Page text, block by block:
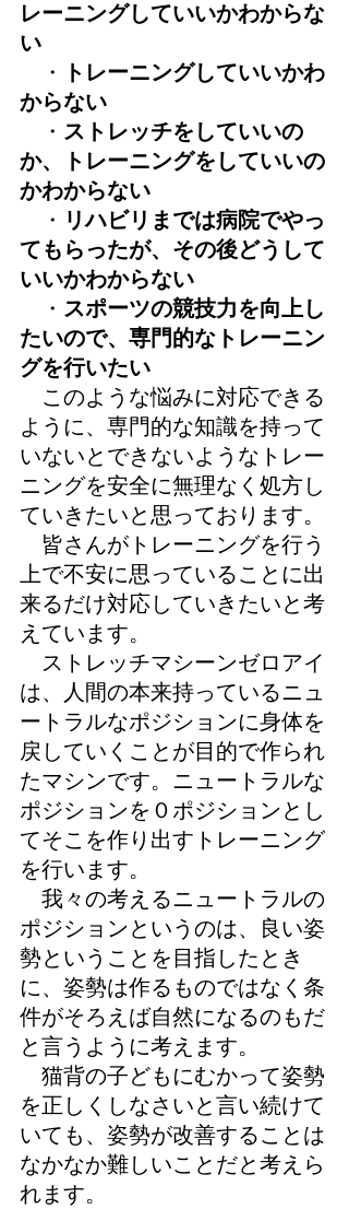
レーニングしていいかわからな
い
・
トレーニングしていいかわ
からない
・ ストレッチをしていいの
か、トレーニングをしていいの
かわからない
・ リハビリまでは病院でやっ
てもらったが、その後どうして
いいかわからない
・ スポーツの競技力を向上し
たいので、専門的なトレーニン
グを行いたい
このような悩みに対応できる
ように、専門的な知識を持って
いないとできないようなトレー
ニングを安全に無理なく処方し
ていきたいと思っております。
皆さんがトレーニングを行う
上で不安に思っていることに出
来るだけ対応していきたいと考
えています。
ストレッチマシーンゼロアイ
は、人間の本来持っているニュ
ートラルなポジションに身体を
戻していくことが目的で作られ
たマシンです。ニュートラルな
ポジションを０ポジションとし
てそこを作り出すトレーニング
を行います。
我々の考えるニュートラルの
ポジションというのは、良い姿
勢ということを目指したとき
に、姿勢は作るものではなく条
件がそろえば自然になるのもだ
と言うように考えます。
猫背の子どもにむかって姿勢
を正しくしなさいと言い続けて
いても、姿勢が改善することは
なかなか難しいことだと考えら
れます。